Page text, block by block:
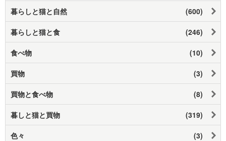
暮らしと猫と自然 (600)
暮らしと猫と食 (246)
食べ物 (10)
買物 (3)
買物と食べ物 (8)
暮しと猫と買物 (319)
色々 (3)